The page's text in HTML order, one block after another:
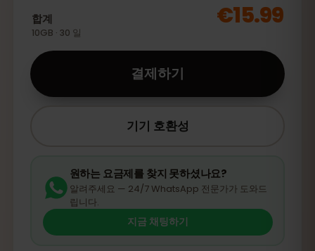
합계
10GB · 30 일
€15.99
결제하기
기기 호환성
원하는 요금제를 찾지 못하셨나요?
알려주세요 — 24/7 WhatsApp 전문가가 도와드
립니다.
지금 채팅하기